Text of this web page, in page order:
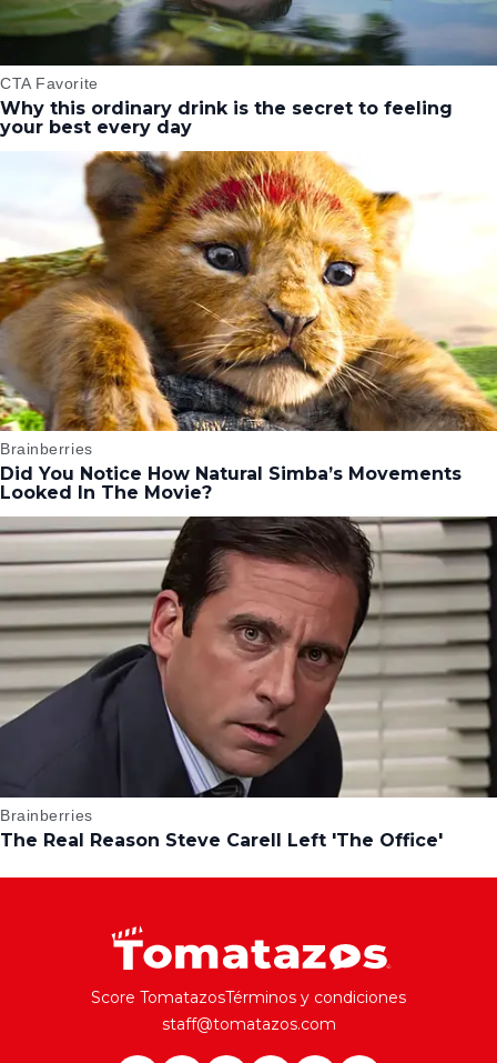
Score TomatazosTérminos y condiciones
staff@tomatazos.com